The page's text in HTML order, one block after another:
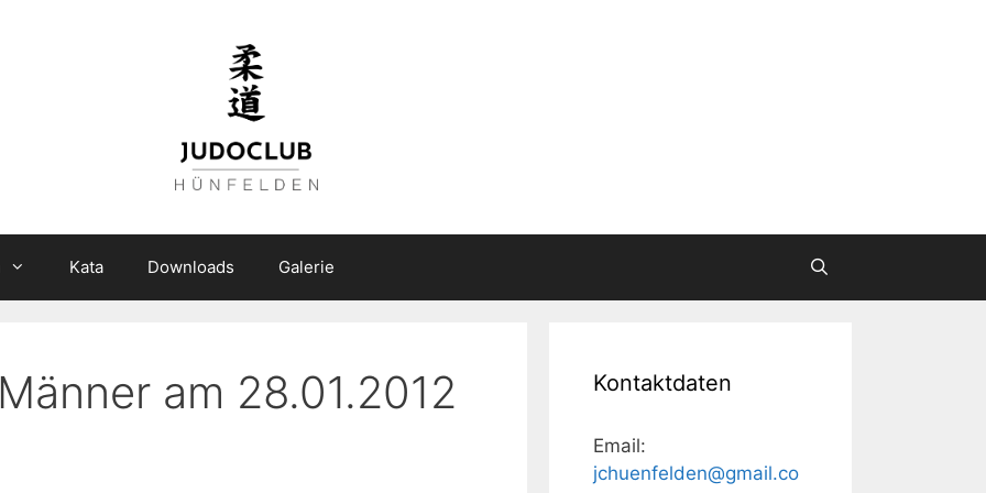
Kata Downloads Galerie
am 28.01.2012
Kontaktdaten
Email:
jchuenfelden@gmail.co